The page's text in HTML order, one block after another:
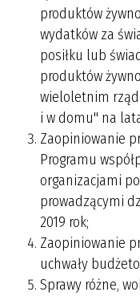
produktów
wydatków za
posiłku lub
produktów
wieloletnim
i w domu" na
Zaopiniowanie
Programu
organizacjami
prowadzącymi
2019 rok;
Zaopiniowanie
uchwały
Sprawy różne,